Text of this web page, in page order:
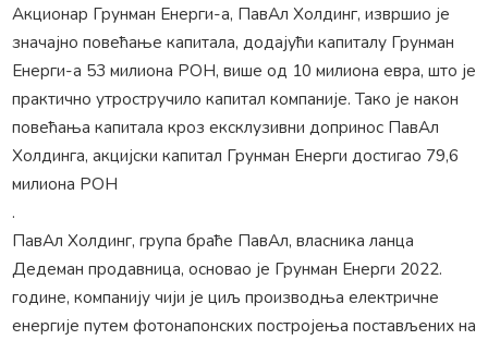
Акционар Грунман Енерги-а, ПавАл Холдинг, извршио је
значајно повећање капитала, додајући капиталу Грунман
Енерги-а 53 милиона РОН, више од 10 милиона евра, што је
практично утростручило капитал компаније. Тако је након
повећања капитала кроз ексклузивни допринос ПавАл
Холдинга, акцијски капитал Грунман Енерги достигао 79,6
милиона РОН
.
ПавАл Холдинг, група браће ПавАл, власника ланца
Дедеман продавница, основао је Грунман Енерги 2022.
године, компанију чији је циљ производња електричне
енергије путем фотонапонских постројења постављених на